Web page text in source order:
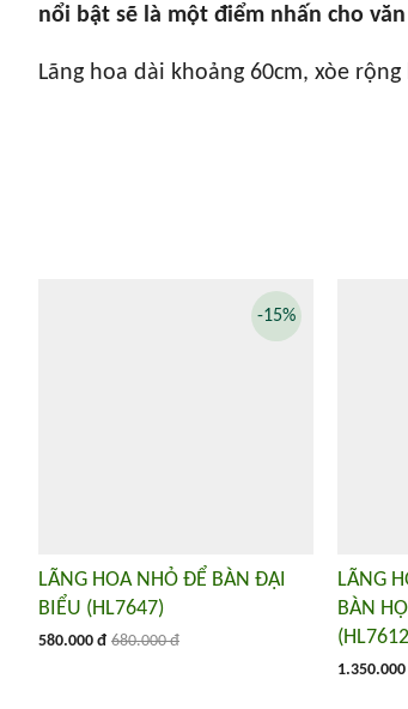
nổi bật sẽ là một điểm nhấn cho
Lãng hoa dài khoảng 60cm, xòe rộng
LÃNG HOA NHỎ ĐỂ BÀN ĐẠI
BIỂU (HL7647)
580.000 đ 680.000 đ
-15%
LÃNG
BÀN